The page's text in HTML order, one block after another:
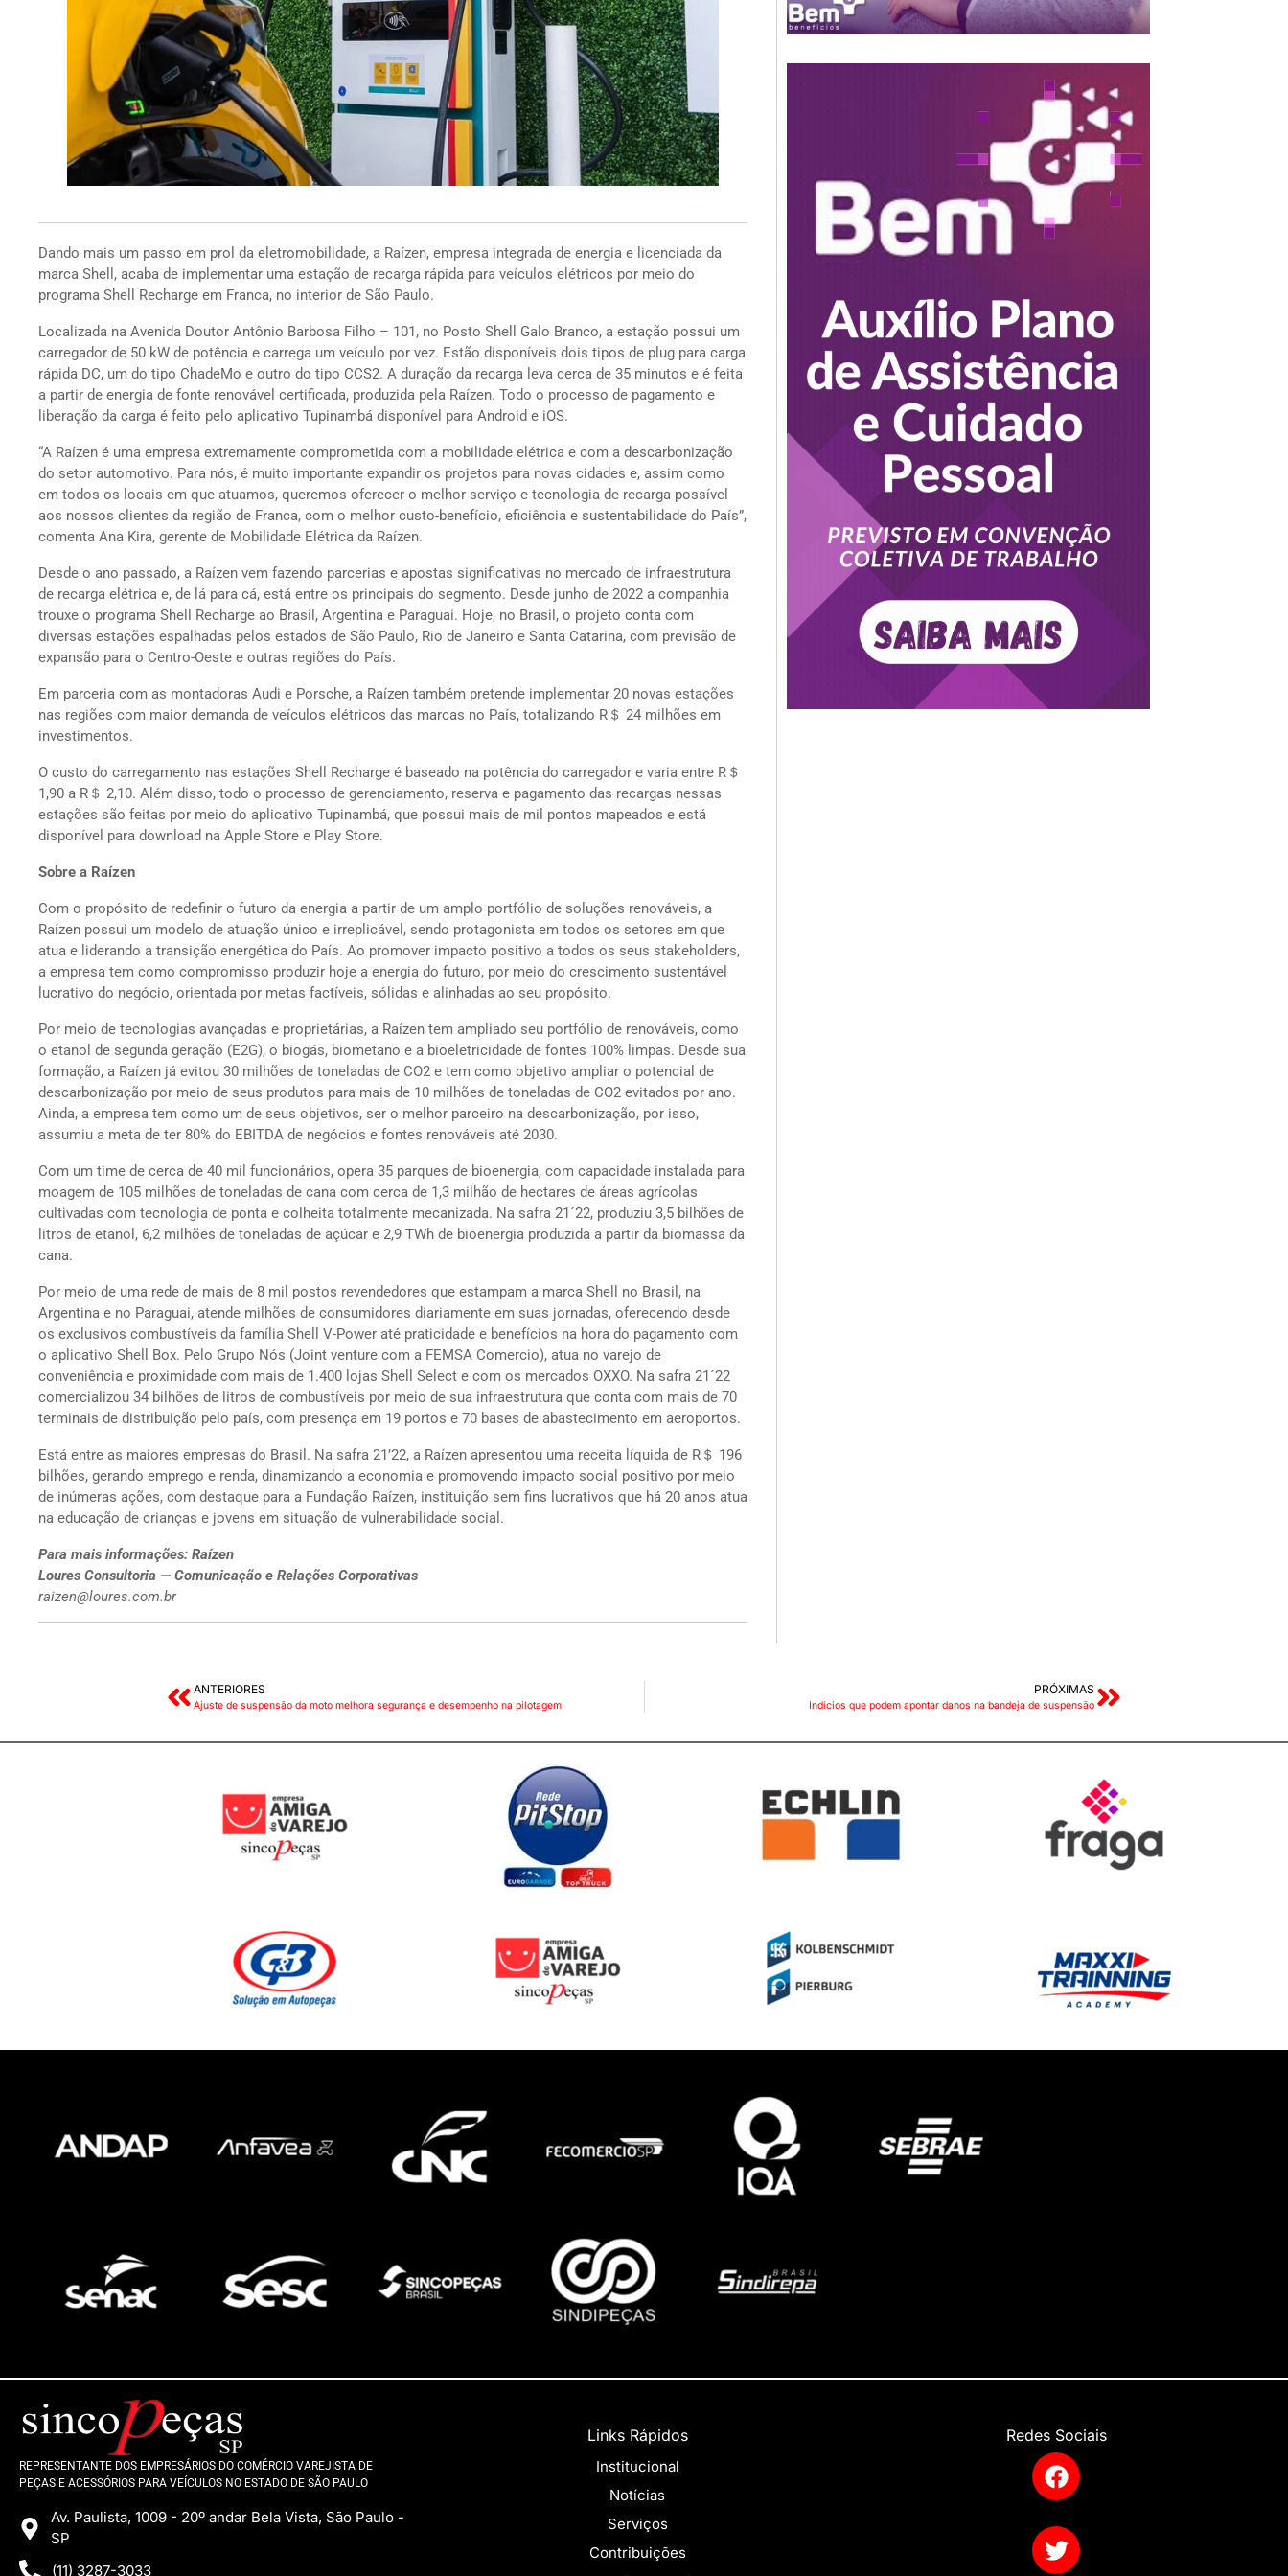
Dando mais um passo em prol da eletromobilidade, a Raízen, empresa integrada de energia e licenciada da
marca Shell, acaba de implementar uma estação de recarga rápida para veículos elétricos por meio do
programa Shell Recharge em Franca, no interior de São Paulo.
Localizada na Avenida Doutor Antônio Barbosa Filho – 101, no Posto Shell Galo Branco, a estação possui um
carregador de 50 kW de potência e carrega um veículo por vez. Estão disponíveis dois tipos de plug para carga
rápida DC, um do tipo ChadeMo e outro do tipo CCS2. A duração da recarga leva cerca de 35 minutos e é feita
a partir de energia de fonte renovável certificada, produzida pela Raízen. Todo o processo de pagamento e
liberação da carga é feito pelo aplicativo Tupinambá disponível para Android e iOS.
“A Raízen é uma empresa extremamente comprometida com a mobilidade elétrica e com a descarbonização
do setor automotivo. Para nós, é muito importante expandir os projetos para novas cidades e, assim como
em todos os locais em que atuamos, queremos oferecer o melhor serviço e tecnologia de recarga possível
aos nossos clientes da região de Franca, com o melhor custo-benefício, eficiência e sustentabilidade do País”,
comenta Ana Kira, gerente de Mobilidade Elétrica da Raízen.
Desde o ano passado, a Raízen vem fazendo parcerias e apostas significativas no mercado de infraestrutura
de recarga elétrica e, de lá para cá, está entre os principais do segmento. Desde junho de 2022 a companhia
trouxe o programa Shell Recharge ao Brasil, Argentina e Paraguai. Hoje, no Brasil, o projeto conta com
diversas estações espalhadas pelos estados de São Paulo, Rio de Janeiro e Santa Catarina, com previsão de
expansão para o Centro-Oeste e outras regiões do País.
Em parceria com as montadoras Audi e Porsche, a Raízen também pretende implementar 20 novas estações
nas regiões com maior demanda de veículos elétricos das marcas no País, totalizando R＄ 24 milhões em
investimentos.
O custo do carregamento nas estações Shell Recharge é baseado na potência do carregador e varia entre R＄
1,90 a R＄ 2,10. Além disso, todo o processo de gerenciamento, reserva e pagamento das recargas nessas
estações são feitas por meio do aplicativo Tupinambá, que possui mais de mil pontos mapeados e está
disponível para download na Apple Store e Play Store.
Sobre a Raízen
Com o propósito de redefinir o futuro da energia a partir de um amplo portfólio de soluções renováveis, a
Raízen possui um modelo de atuação único e irreplicável, sendo protagonista em todos os setores em que
atua e liderando a transição energética do País. Ao promover impacto positivo a todos os seus stakeholders,
a empresa tem como compromisso produzir hoje a energia do futuro, por meio do crescimento sustentável
lucrativo do negócio, orientada por metas factíveis, sólidas e alinhadas ao seu propósito.
Por meio de tecnologias avançadas e proprietárias, a Raízen tem ampliado seu portfólio de renováveis, como
o etanol de segunda geração (E2G), o biogás, biometano e a bioeletricidade de fontes 100% limpas. Desde sua
formação, a Raízen já evitou 30 milhões de toneladas de CO2 e tem como objetivo ampliar o potencial de
descarbonização por meio de seus produtos para mais de 10 milhões de toneladas de CO2 evitados por ano.
Ainda, a empresa tem como um de seus objetivos, ser o melhor parceiro na descarbonização, por isso,
assumiu a meta de ter 80% do EBITDA de negócios e fontes renováveis até 2030.
Com um time de cerca de 40 mil funcionários, opera 35 parques de bioenergia, com capacidade instalada para
moagem de 105 milhões de toneladas de cana com cerca de 1,3 milhão de hectares de áreas agrícolas
cultivadas com tecnologia de ponta e colheita totalmente mecanizada. Na safra 21´22, produziu 3,5 bilhões de
litros de etanol, 6,2 milhões de toneladas de açúcar e 2,9 TWh de bioenergia produzida a partir da biomassa da
cana.
Por meio de uma rede de mais de 8 mil postos revendedores que estampam a marca Shell no Brasil, na
Argentina e no Paraguai, atende milhões de consumidores diariamente em suas jornadas, oferecendo desde
os exclusivos combustíveis da família Shell V-Power até praticidade e benefícios na hora do pagamento com
o aplicativo Shell Box. Pelo Grupo Nós (Joint venture com a FEMSA Comercio), atua no varejo de
conveniência e proximidade com mais de 1.400 lojas Shell Select e com os mercados OXXO. Na safra 21´22
comercializou 34 bilhões de litros de combustíveis por meio de sua infraestrutura que conta com mais de 70
terminais de distribuição pelo país, com presença em 19 portos e 70 bases de abastecimento em aeroportos.
Está entre as maiores empresas do Brasil. Na safra 21’22, a Raízen apresentou uma receita líquida de R＄ 196
bilhões, gerando emprego e renda, dinamizando a economia e promovendo impacto social positivo por meio
de inúmeras ações, com destaque para a Fundação Raízen, instituição sem fins lucrativos que há 20 anos atua
na educação de crianças e jovens em situação de vulnerabilidade social.
Para mais informações: Raízen
Loures Consultoria — Comunicação e Relações Corporativas
raizen@loures.com.br
ANTERIORES
Ajuste de suspensão da moto melhora segurança e desempenho na pilotagem
PRÓXIMAS
Indícios que podem apontar danos na bandeja de suspensão
REPRESENTANTE DOS EMPRESÁRIOS DO COMÉRCIO VAREJISTA DE
PEÇAS E ACESSÓRIOS PARA VEÍCULOS NO ESTADO DE SÃO PAULO
Av. Paulista, 1009 - 20º andar Bela Vista, São Paulo -
SP
(11) 3287-3033
Links Rápidos
Institucional
Notícias
Serviços
Contribuições
Redes Sociais